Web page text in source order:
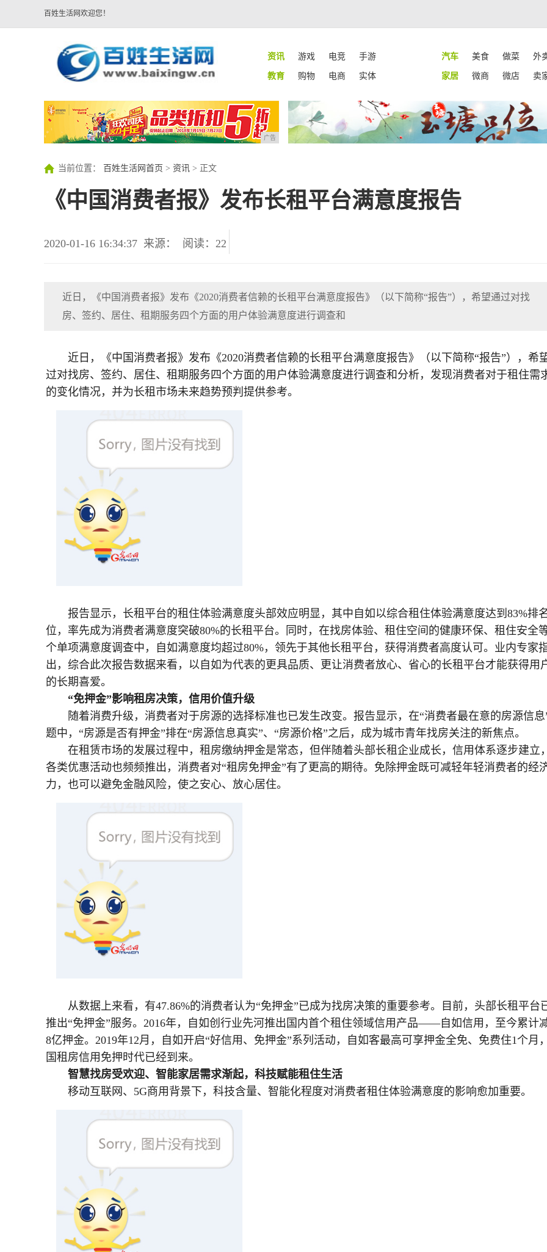
百姓生活网欢迎您！
资讯 游戏 电竞 手游 汽车 美食 做菜
外
教育
购物 电商 实体 家居 微商 微店 卖
广告
当前位置： 百姓生活网首页 > 资讯 > 正文
《中国消费者报》发布长租平台满意度报告
2020-01-16 16:34:37 来源： 阅读：22
近日，《中国消费者报》发布《2020消费者信赖的长租平台满意度报告》（以下简称“报告”），希望通过对找
房、签约、居住、租期服务四个方面的用户体验满意度进行调查和
近日，《中国消费者报》发布《2020消费者信赖的长租平台满意度报告》（以下简称“报告”），希
过对找房、签约、居住、租期服务四个方面的用户体验满意度进行调查和分析，发现消费者对于租住需
的变化情况，并为长租市场未来趋势预判提供参考。
报告显示，长租平台的租住体验满意度头部效应明显，其中自如以综合租住体验满意度达到83%排
位，率先成为消费者满意度突破80%的长租平台。同时，在找房体验、租住空间的健康环保、租住安全
个单项满意度调查中，自如满意度均超过80%，领先于其他长租平台，获得消费者高度认可。业内专家
出，综合此次报告数据来看，以自如为代表的更具品质、更让消费者放心、省心的长租平台才能获得用
的长期喜爱。
“免押金”影响租房决策，信用价值升级
随着消费升级，消费者对于房源的选择标准也已发生改变。报告显示，在“消费者最在意的房源信息
题中，“房源是否有押金”排在“房源信息真实”、“房源价格”之后，成为城市青年找房关注的新焦点。
在租赁市场的发展过程中，租房缴纳押金是常态，但伴随着头部长租企业成长，信用体系逐步建立
各类优惠活动也频频推出，消费者对“租房免押金”有了更高的期待。免除押金既可减轻年轻消费者的经
力，也可以避免金融风险，使之安心、放心居住。
从数据上来看，有47.86%的消费者认为“免押金”已成为找房决策的重要参考。目前，头部长租平台
推出“免押金”服务。2016年，自如创行业先河推出国内首个租住领域信用产品——自如信用，至今累计
8亿押金。2019年12月，自如开启“好信用、免押金”系列活动，自如客最高可享押金全免、免费住1个月
国租房信用免押时代已经到来。
智慧找房受欢迎、智能家居需求渐起，科技赋能租住生活
移动互联网、5G商用背景下，科技含量、智能化程度对消费者租住体验满意度的影响愈加重要。